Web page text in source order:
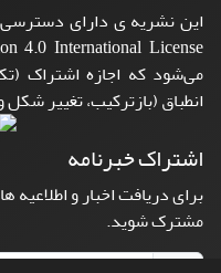
این نشریه ی دارای دسترسی
می‌شود که اجازه اشتراک
انطباق (بازترکیب، تغییر
اشتراک خبرنامه
برای دریافت اخبار و
مشترک شوید.